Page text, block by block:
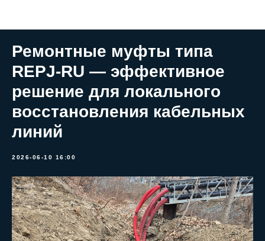
Ремонтные муфты типа
REPJ-RU — эффективное
решение для локального
восстановления кабельных
линий
2026-06-10 16:00